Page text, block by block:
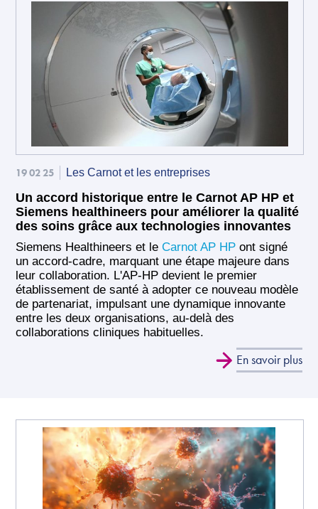
19 02 25 Les Carnot et les entreprises
Un accord historique entre le Carnot AP HP et
Siemens healthineers pour améliorer la qualité
des soins grâce aux technologies innovantes
Siemens Healthineers et leCarnot AP HP ont signé
un accord-cadre, marquant une étape majeure dans
leur collaboration. L'AP-HP devient le premier
établissement de santé à adopter ce nouveau modèle
de partenariat, impulsant une dynamique innovante
entre les deux organisations, au-delà des
collaborations cliniques habituelles.
En savoir plus